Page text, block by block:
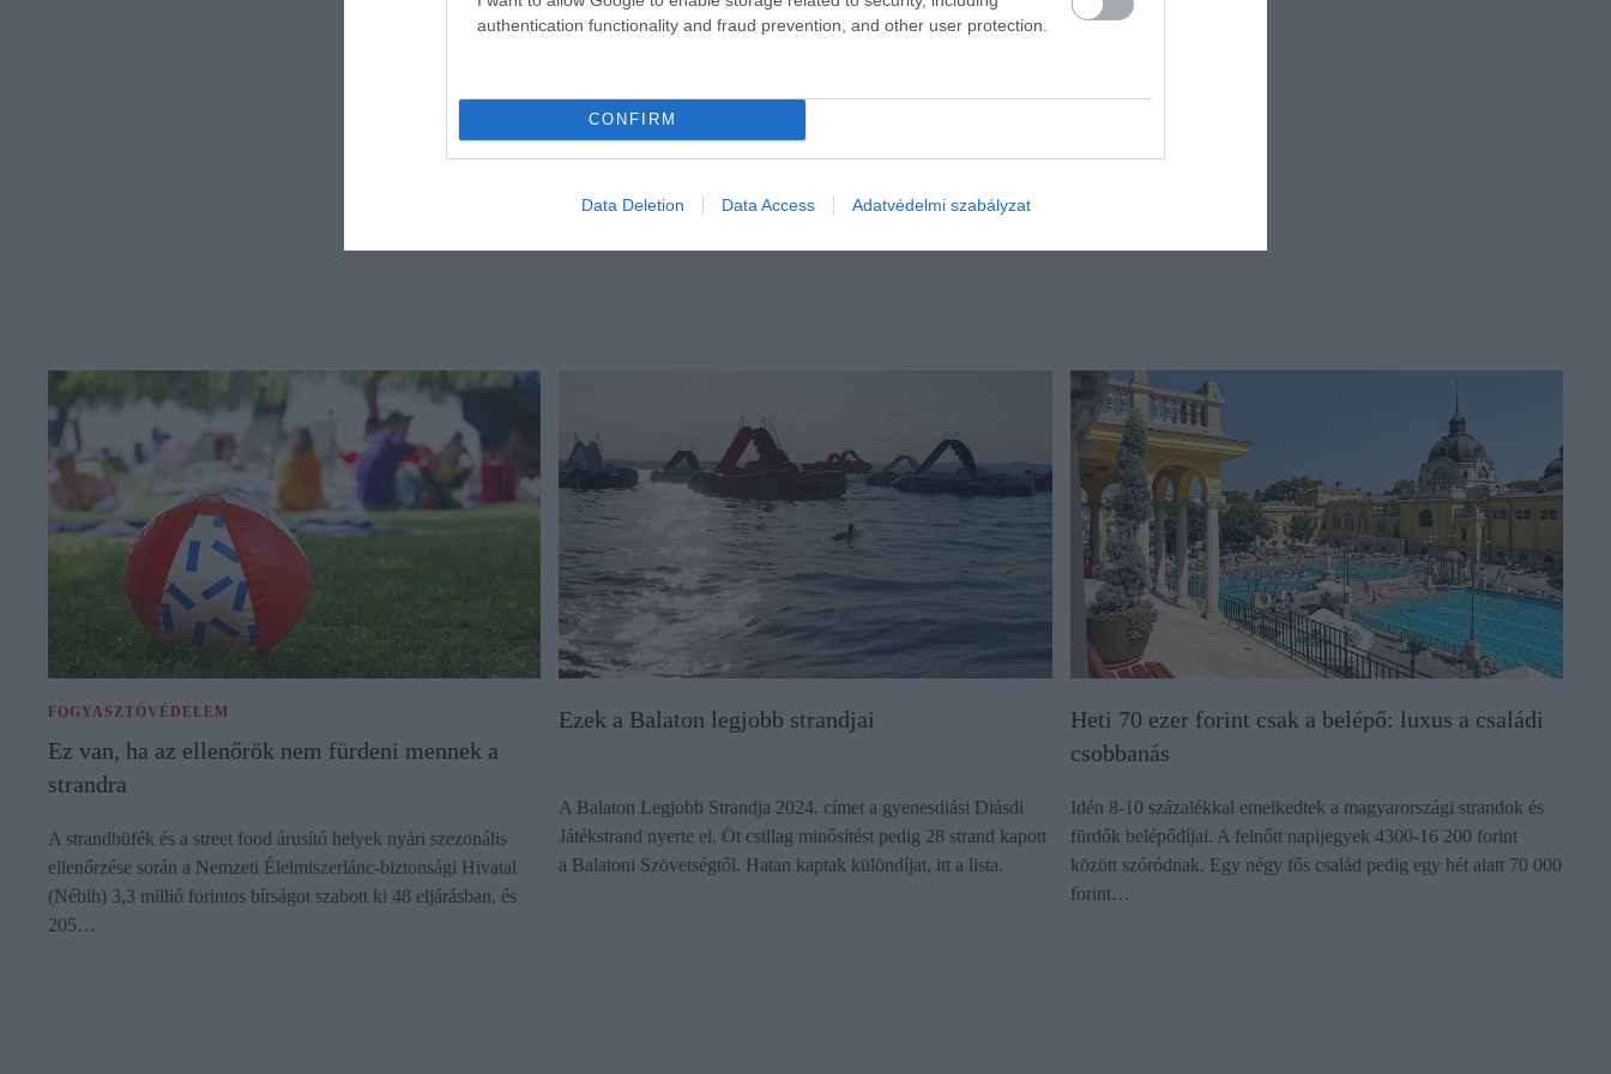
authentication functionality and fraud prevention, and other user protection.
CONFIRM
Data Deletion Data Access Adatvédelmi szabályzat
FOGYASZTÓVÉDELEM
Ez van, ha az ellenőrök nem fürdeni mennek a
strandra
A strandbüfék és a street food árusító helyek nyári szezonális
ellenőrzése során a Nemzeti Élelmiszerlánc-biztonsági Hivatal
(Nébih) 3,3 millió forintos bírságot szabott ki 48 eljárásban, és
205…
Ezek a Balaton legjobb strandjai
A Balaton Legjobb Strandja 2024. címet a gyenesdiási Diásdi
Játékstrand nyerte el. Öt csillag minősítést pedig 28 strand kapott
a Balatoni Szövetségtől. Hatan kaptak különdíjat, itt a lista.
Heti 70 ezer forint csak a belépő: luxus a családi
csobbanás
Idén 8-10 százalékkal emelkedtek a magyarországi strandok és
fürdők belépődíjai. A felnőtt napijegyek 4300-16 200 forint
között szóródnak. Egy négy fős család pedig egy hét alatt 70 000
forint…